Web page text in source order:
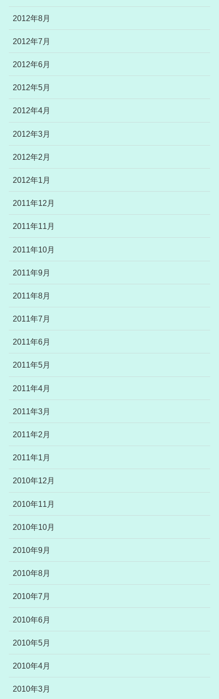
2012年8月
2012年7月
2012年6月
2012年5月
2012年4月
2012年3月
2012年2月
2012年1月
2011年12月
2011年11月
2011年10月
2011年9月
2011年8月
2011年7月
2011年6月
2011年5月
2011年4月
2011年3月
2011年2月
2011年1月
2010年12月
2010年11月
2010年10月
2010年9月
2010年8月
2010年7月
2010年6月
2010年5月
2010年4月
2010年3月